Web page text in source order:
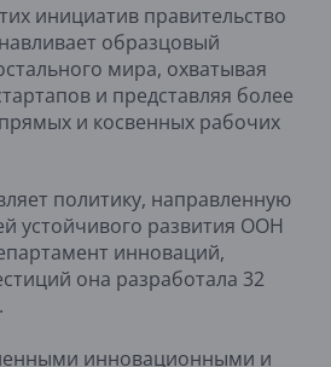
инициатив правительство
образцовый
мира, охватывая
и представляя более
и косвенных рабочих
политику, направленную
устойчивого развития ООН
инноваций,
она разработала 32
инновационными и